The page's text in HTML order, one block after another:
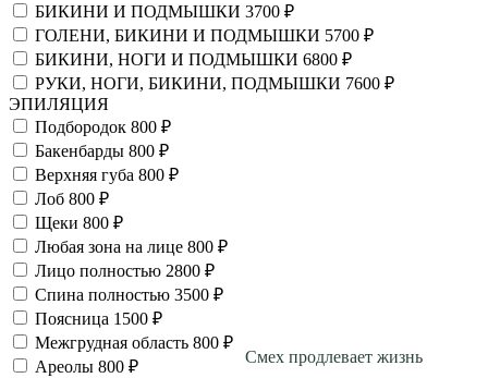
Смех продлевает жизнь
БИКИНИ И ПОДМЫШКИ 3700 ₽
ГОЛЕНИ, БИКИНИ И ПОДМЫШКИ 5700 ₽
БИКИНИ, НОГИ И ПОДМЫШКИ 6800 ₽
РУКИ, НОГИ, БИКИНИ, ПОДМЫШКИ 7600 ₽
ЭПИЛЯЦИЯ
Подбородок 800 ₽
Бакенбарды 800 ₽
Верхняя губа 800 ₽
Лоб 800 ₽
Щеки 800 ₽
Любая зона на лице 800 ₽
Лицо полностью 2800 ₽
Спина полностью 3500 ₽
Поясница 1500 ₽
Межгрудная область 800 ₽
Ареолы 800 ₽